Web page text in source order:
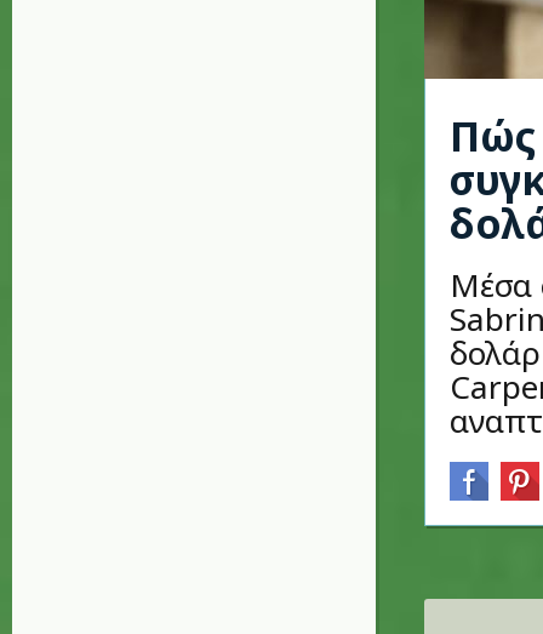
Πώς
Μέσα
Σελίδες